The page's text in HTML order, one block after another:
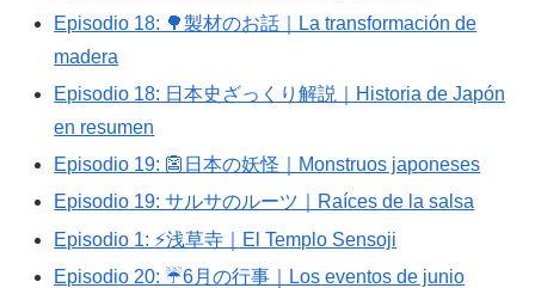
Episodio 18: 🌳製材のお話｜La transformación de
madera
Episodio 18: 日本史ざっくり解説｜Historia de Japón
en resumen
Episodio 19: 👺日本の妖怪｜Monstruos japoneses
Episodio 19: サルサのルーツ｜Raíces de la salsa
Episodio 1: ⚡浅草寺｜El Templo Sensoji
Episodio 20: ☔6月の行事｜Los eventos de junio